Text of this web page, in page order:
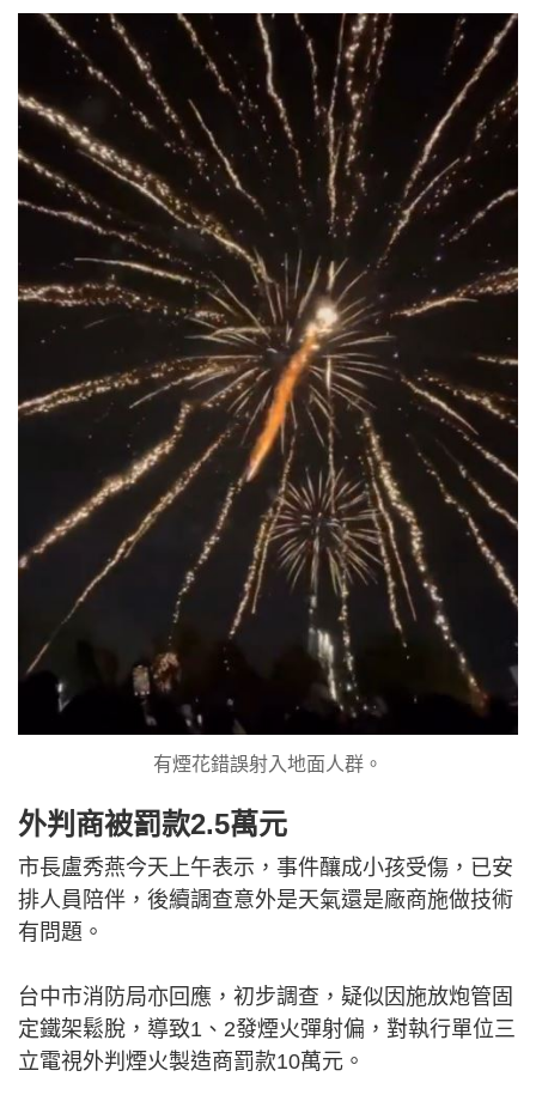
有煙花錯誤射入地面人群。
外判商被罰款2.5萬元
市長盧秀燕今天上午表示，事件釀成小孩受傷，已安
排人員陪伴，後續調查意外是天氣還是廠商施做技術
有問題。
台中市消防局亦回應，初步調查，疑似因施放炮管固
定鐵架鬆脫，導致1、2發煙火彈射偏，對執行單位三
立電視外判煙火製造商罰款10萬元。